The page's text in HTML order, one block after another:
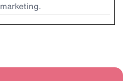
marketing.